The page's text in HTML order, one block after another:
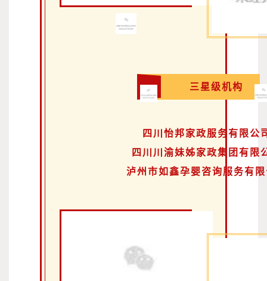
三星级机构
四川怡邦家政服务有限公
四川川渝妹姊家政集团有限
泸州市如鑫孕婴咨询服务有